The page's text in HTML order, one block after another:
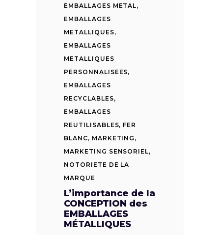
EMBALLAGES METAL,
EMBALLAGES
METALLIQUES,
EMBALLAGES
METALLIQUES
PERSONNALISEES,
EMBALLAGES
RECYCLABLES,
EMBALLAGES
REUTILISABLES, FER
BLANC, MARKETING ,
MARKETING SENSORIEL,
NOTORIETE DE LA
MARQUE
L’importance de la
CONCEPTION des
EMBALLAGES
MÉTALLIQUES